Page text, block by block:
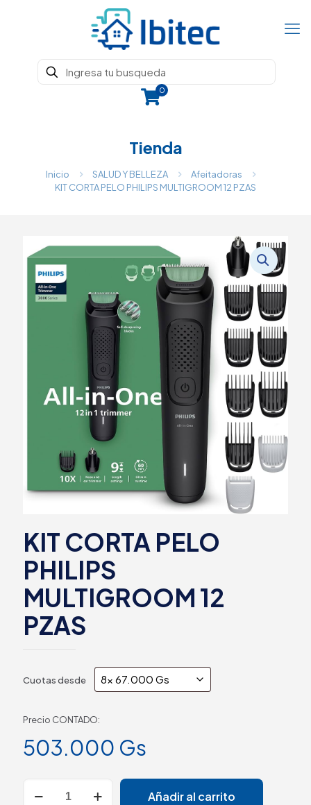
0
Tienda
Inicio SALUD Y BELLEZA
Afeitadoras
KIT CORTA PELO PHILIPS MULTIGROOM 12 PZAS
KIT CORTA PELO
PHILIPS
MULTIGROOM 12
PZAS
Cuotas desde
Precio CONTADO:
503.000 Gs
Añadir al carrito